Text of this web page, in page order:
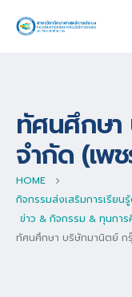
ทัศนศึกษา
จำกัด (เพ
HOME
กิจกรรมส่งเสริมการเรียน
ข่าว & กิจกรรม & ทุนการ
ทัศนศึกษา บริษัทมานิตย์ ก